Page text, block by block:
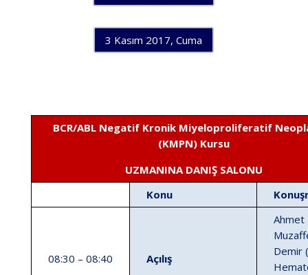
3 Kasım 2017, Cuma
BCR/ABL Negatif Kronik Miyeloproliferatif
(KMPN) Kursu
UZMANINA DANIŞ SALONU
Konu
08:30 – 08:40 Açılış
Ahmet
Demir